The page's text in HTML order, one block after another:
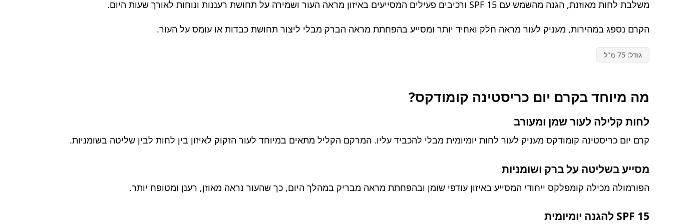
משלבת לחות מאוזנת, הגנה מהשמש עם SPF 15 ורכיבים פעילים המסייעים באיזון מראה העור ושמירה על תחושת רעננות ונוחות לאורך שעות היום.
הקרם נספג במהירות, מעניק לעור מראה חלק ואחיד יותר ומסייע בהפחתת מראה הברק מבלי ליצור תחושת כבדות או עומס על העור.
גודל: 75 מ"ל
מה מיוחד בקרם יום כריסטינה קומודקס?
לחות קלילה לעור שמן ומעורב
קרם יום כריסטינה קומודקס מעניק לעור לחות יומיומית מבלי להכביד עליו. המרקם הקליל מתאים במיוחד לעור הזקוק לאיזון בין לחות לבין שליטה בשומניות.
מסייע בשליטה על ברק ושומניות
הפורמולה מכילה קומפלקס ייחודי המסייע באיזון עודפי שומן ובהפחתת מראה מבריק במהלך היום, כך שהעור נראה מאוזן, רענן ומטופח יותר.
SPF 15 להגנה יומיומית